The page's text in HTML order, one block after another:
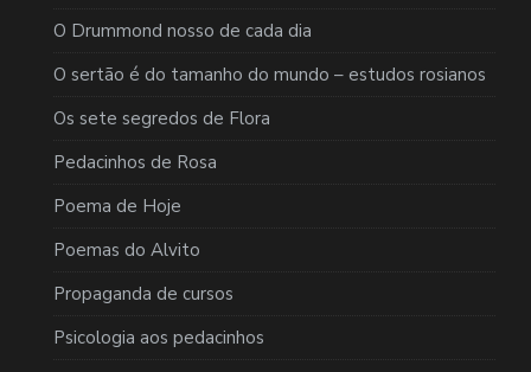
O Drummond nosso de cada dia
O sertão é do tamanho do mundo – estudos rosianos
Os sete segredos de Flora
Pedacinhos de Rosa
Poema de Hoje
Poemas do Alvito
Propaganda de cursos
Psicologia aos pedacinhos